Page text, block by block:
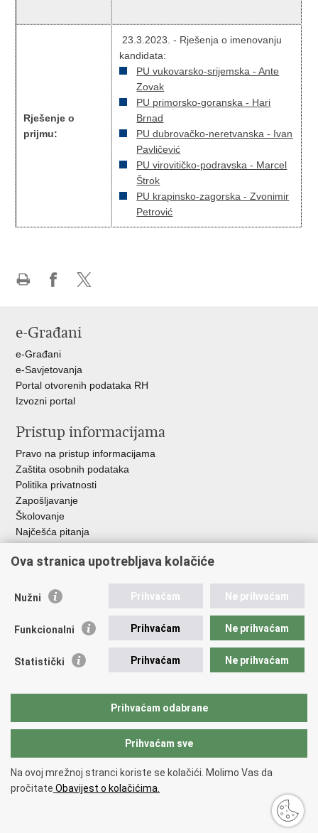
Rješenje o
prijmu:
23.3.2023. - Rješenja o imenovanju
kandidata:
PU vukovarsko-srijemska - Ante
Zovak
PU primorsko-goranska - Hari
Brnad
PU dubrovačko-neretvanska - Ivan
Pavličević
PU virovitičko-podravska - Marcel
Štrok
PU krapinsko-zagorska - Zvonimir
Petrović
Facebooku
X-
e-Građani
e-Građani
e-Savjetovanja
Portal otvorenih podataka RH
Izvozni portal
Pristup informacijama
Pravo na pristup informacijama
Zaštita osobnih podataka
Politika privatnosti
Zapošljavanje
Školovanje
Najčešća pitanja
Važne poveznice
EMN Nacionalna kontaktna točka za Republiku Hrvatsku
Policijska akademija
Zaklada policijske solidarnosti
Udruge
Copyright © 2026 Ministarstvo unutarnjih poslova Republike Hrvatske.
Uvjeti korištenja.Izjava o pristupačnosti
Ova stranica upotrebljava kolačiće
Nužni Prihvaćam Ne prihvaćam
Funkcionalni Prihvaćam Ne prihvaćam
Statistički Prihvaćam Ne prihvaćam
Prihvaćam odabrane
Prihvaćam sve
Na ovoj mrežnoj stranci koriste se kolačići. Molimo Vas da
pročitate Obavijest o kolačićima.